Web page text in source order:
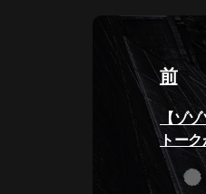
投
前
過
去
の
投
【ゾ
トー